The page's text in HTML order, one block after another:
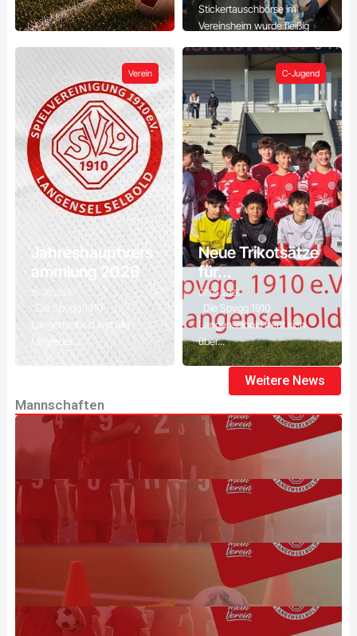
Stickertauschbörse im
Vereinsheim wurde fleißig
Verein
Jahreshauptvers
ammlung 2026
15.06.2026
Die Spvgg 1910
Langenselbold lädt alle
Mitglieder...
C-Jugend
Neue Trikotsätze
für...
07.05.2026
Die Spvgg 1910
Langenselbold freut sich
über...
Weitere News
Mannschaften